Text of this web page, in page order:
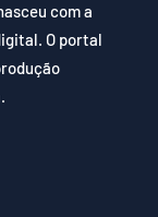
com a
O portal